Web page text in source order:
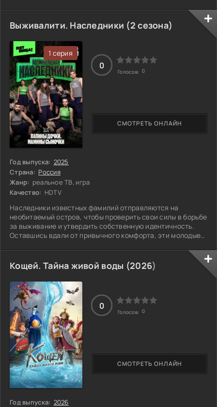
незаметными. В то время как честные игроки пытаются
вычислить предателей в своих рядах, готовые к любым
уловкам и хитроумным ходам. Но не стоит забывать, что в
любой момент кто-то из них может переключиться на
тёмную сторону, добавляя ещё больше
Выживалити. Наследники (2 сезона)
1 серия
Год выпуска: 2025
Страна: Россия
Жанр: реальное ТВ, игра
Качество: HDTV
Наследники известных фамилий отправляются на
необитаемый остров, чтобы проверить свои силы в борьбе
за выживание и утвердить собственную идентичность.
Оставшись вдали от привычного комфорта, эти молодые
условиями природы, но и с собственными страхами,
комплексами и амбициями. Каждому из них предстоит
найти в себе то, что они раньше прятали за титулами и
статусами. Каждый шаг по этому неизведанному острову
— это возможность не только сбросить оковы
СМОТРЕТЬ ОНЛАЙН
0
Голосов: 0
Кощей. Тайна живой воды (2026)
Год выпуска: 2026
СМОТРЕТЬ ОНЛАЙН
0
Голосов: 0